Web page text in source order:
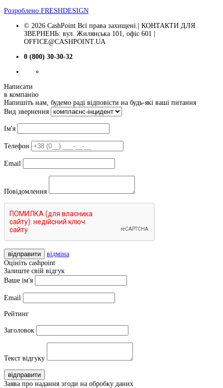
Розроблено FRESHDESIGN
© 2026 CashPoint Всі права захищені.| КОНТАКТИ ДЛЯ
ЗВЕРНЕНЬ: вул. Жилянська 101, офіс 601 |
OFFICE@CASHPOINT.UA
0 (800) 30-30-32
Написати
в компанію
Напишіть нам, будемо раді відповісти на будь-які ваші питання
Вид звернення
Ім'я
Телефон
Email
Повідомлення
відправити
відміна
Оцініть cashpoint
Залиште свій відгук
Ваше ім'я
Email
Рейтинг
Заголовок
Текст відгуку
відправити
Заява про надання згоди на обробку даних